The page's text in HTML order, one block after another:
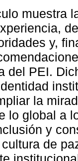
muestra
y,
del PEI.
la
lo global a
y
de